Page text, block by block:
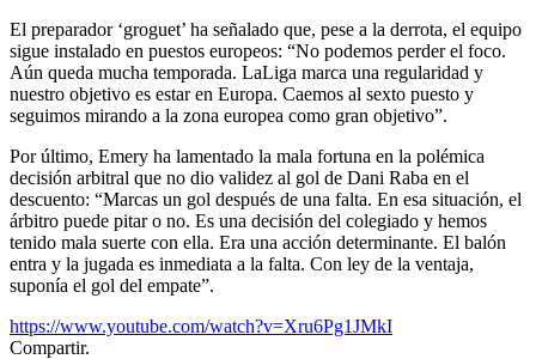
El preparador ‘groguet’ ha señalado que, pese a la derrota, el equipo
sigue instalado en puestos europeos: “No podemos perder el foco.
Aún queda mucha temporada. LaLiga marca una regularidad y
nuestro objetivo es estar en Europa. Caemos al sexto puesto y
seguimos mirando a la zona europea como gran objetivo”.
Por último, Emery ha lamentado la mala fortuna en la polémica
decisión arbitral que no dio validez al gol de Dani Raba en el
descuento: “Marcas un gol después de una falta. En esa situación, el
árbitro puede pitar o no. Es una decisión del colegiado y hemos
tenido mala suerte con ella. Era una acción determinante. El balón
entra y la jugada es inmediata a la falta. Con ley de la ventaja,
suponía el gol del empate”.
https://www.youtube.com/watch?v=Xru6Pg1JMkI
Compartir.